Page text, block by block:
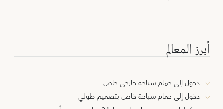
أبرز المعالم
دخول إلى حمام سباحة خارجي خاص
دخول إلى حمام سباحة خاص بتصميم طولي